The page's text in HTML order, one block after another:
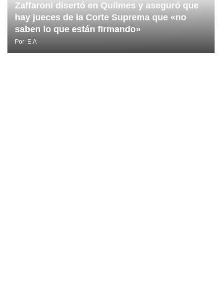
Zaffaroni disertó en Quilmes y aseguró que
hay jueces de la Corte Suprema que «no
saben lo que están firmando»
Por: E.A